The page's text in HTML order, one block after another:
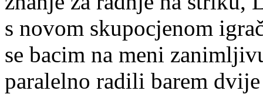
s novom skupocjenom
se bacim na meni
paralelno radili barem